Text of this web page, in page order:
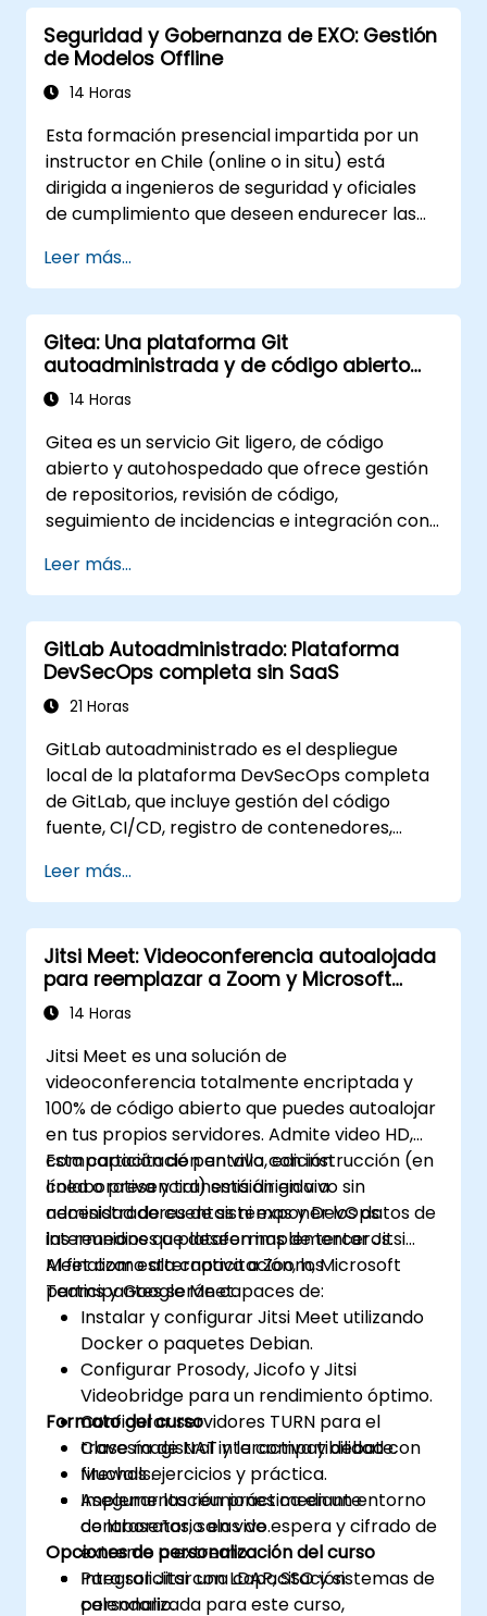
Seguridad y Gobernanza de EXO: Gestión
de Modelos Offline
14 Horas
Esta formación presencial impartida por un
instructor en Chile (online o in situ) está
dirigida a ingenieros de seguridad y oficiales
de cumplimiento que deseen endurecer las
acceso a los modelos y gobernar las cargas
de trabajo de IA que se ejecutan
completamente en instalaciones propias.
Leer más...
Gitea: Una plataforma Git
autoadministrada y de código abierto
para reemplazar a GitHub y GitLab
14 Horas
Gitea es un servicio Git ligero, de código
abierto y autohospedado que ofrece gestión
de repositorios, revisión de código,
seguimiento de incidencias e integración con
cada vez más popular a GitHub y GitLab.com
para equipos que necesitan control total
sobre su código fuente sin las restricciones de
términos de servicio de terceros ni
limitaciones de exportación.
Leer más...
GitLab Autoadministrado: Plataforma
DevSecOps completa sin SaaS
21 Horas
GitLab autoadministrado es el despliegue
local de la plataforma DevSecOps completa
de GitLab, que incluye gestión del código
fuente, CI/CD, registro de contenedores,
estándar de oro para las organizaciones que
buscan la funcionalidad completa de GitLab
sin depender de un servicio SaaS ni permitir
que sus datos salgan de su red.
Leer más...
Jitsi Meet: Videoconferencia autoalojada
para reemplazar a Zoom y Microsoft
Teams14 Horas
Jitsi Meet es una solución de
videoconferencia totalmente encriptada y
100% de código abierto que puedes autoalojar
en tus propios servidores. Admite video HD,
compartición de pantalla, edición
colaborativa y transmisión en vivo sin
necesidad de cuentas ni exponer los datos de
las reuniones a plataformas de terceros.
Esta capacitación en vivo con instrucción (en
línea o presencial) está dirigida a
administradores de sistemas y DevOps
intermedios que deseen implementar Jitsi
Meet como alternativa a Zoom, Microsoft
Teams y Google Meet.
Al finalizar esta capacitación, los
participantes serán capaces de:
Instalar y configurar Jitsi Meet utilizando
Docker o paquetes Debian.
Configurar Prosody, Jicofo y Jitsi
Videobridge para un rendimiento óptimo.
Configurar servidores TURN para el
travesía de NAT y la compatibilidad con
firewalls.
Asegurar las reuniones mediante
contraseñas, salas de espera y cifrado de
extremo a extremo.
Integrar Jitsi con LDAP, SSO y sistemas de
calendario.
Formato del curso
Clase magistral interactiva y debate.
Muchas ejercicios y práctica.
Implementación práctica en un entorno
de laboratorio en vivo.
Opciones de personalización del curso
Para solicitar una capacitación
personalizada para este curso,